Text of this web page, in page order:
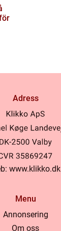
Adress
www.klikko.dk
Menu
Annonsering
Om oss